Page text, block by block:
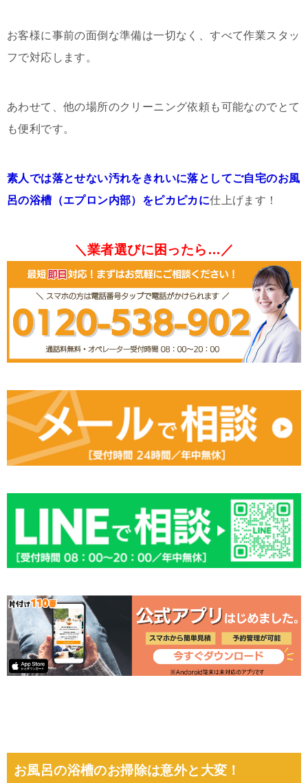
お客様に事前の面倒な準備は一切なく、すべて作業スタッ
フで対応します。
あわせて、他の場所のクリーニング依頼も可能なのでとて
も便利です。
素人では落とせない汚れをきれいに落としてご自宅のお風
呂の浴槽（エプロン内部）をピカピカに仕上げます！
＼業者選びに困ったら…／
お風呂の浴槽のお掃除は意外と大変！